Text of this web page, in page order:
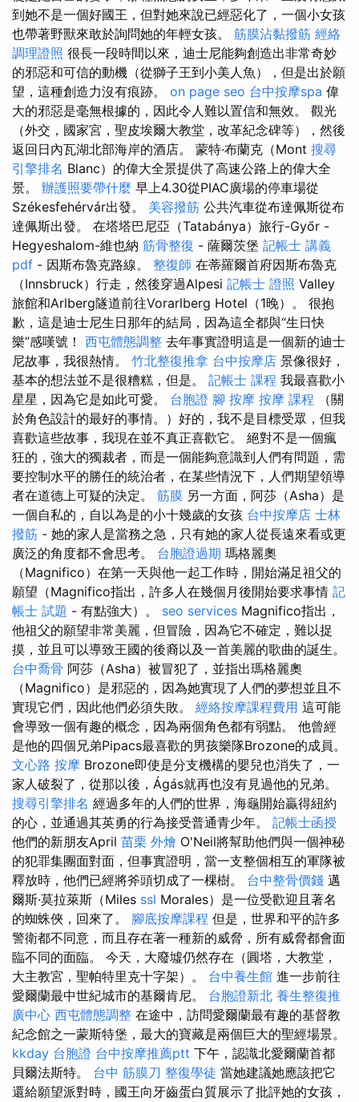
到她不是一個好國王，但對她來說已經惡化了，一個小女孩
也帶著野獸來敢於詢問她的年輕女孩。 筋膜沾黏撥筋 經絡
調理證照 很長一段時間以來，迪士尼能夠創造出非常奇妙
的邪惡和可信的動機（從獅子王到小美人魚），但是出於願
望，這種創造力沒有痕跡。 on page seo 台中按摩spa 偉
大的邪惡是毫無根據的，因此令人難以置信和無效。 觀光
（外交，國家宮，聖皮埃爾大教堂，改革紀念碑等），然後
返回日內瓦湖北部海岸的酒店。 蒙特·布蘭克（Mont 搜尋
引擎排名 Blanc）的偉大全景提供了高速公路上的偉大全
景。 辦護照要帶什麼 早上4.30從PIAC廣場的停車場從
Székesfehérvár出發。 美容撥筋 公共汽車從布達佩斯從布
達佩斯出發。 在塔塔巴尼亞（Tatabánya）旅行-Győr -
Hegyeshalom-維也納 筋骨整復 - 薩爾茨堡 記帳士 講義
pdf - 因斯布魯克路線。 整復師 在蒂羅爾首府因斯布魯克
（Innsbruck）行走，然後穿過Alpesi 記帳士 證照 Valley
旅館和Arlberg隧道前往Vorarlberg Hotel（1晚）。 很抱
歉，這是迪士尼生日那年的結局，因為這全都與“生日快
樂”感嘆號！ 西屯體態調整 去年事實證明這是一個新的迪士
尼故事，我很熱情。 竹北整復推拿 台中按摩店 景像很好，
基本的想法並不是很糟糕，但是。 記帳士 課程 我最喜歡小
星星，因為它是如此可愛。 台胞證 腳 按摩 按摩 課程 （關
於角色設計的最好的事情。）好的，我不是目標受眾，但我
喜歡這些故事，我現在並不真正喜歡它。 絕對不是一個瘋
狂的，強大的獨裁者，而是一個能夠意識到人們有問題，需
要控制水平的勝任的統治者，在某些情況下，人們期望領導
者在道德上可疑的決定。 筋膜 另一方面，阿莎（Asha）是
一個自私的，自以為是的小十幾歲的女孩 台中按摩店 士林
撥筋 - 她的家人是當務之急，只有她的家人從長遠來看或更
廣泛的角度都不會思考。 台胞證過期 瑪格麗奧
（Magnifico）在第一天與他一起工作時，開始滿足祖父的
願望（Magnifico指出，許多人在幾個月後開始要求事情 記
帳士 試題 - 有點強大）。 seo services Magnifico指出，
他祖父的願望非常美麗，但冒險，因為它不確定，難以捉
摸，並且可以導致王國的後裔以及一首美麗的歌曲的誕生。
台中喬骨 阿莎（Asha）被冒犯了，並指出瑪格麗奧
（Magnifico）是邪惡的，因為她實現了人們的夢想並且不
實現它們，因此他們必須失敗。 經絡按摩課程費用 這可能
會導致一個有趣的概念，因為兩個角色都有弱點。 他曾經
是他的四個兄弟Pipacs最喜歡的男孩樂隊Brozone的成員。
文心路 按摩 Brozone即使是分支機構的嬰兒也消失了，一
家人破裂了，從那以後，Ágás就再也沒有見過他的兄弟。
搜尋引擎排名 經過多年的人們的世界，海龜開始贏得紐約
的心，並通過其英勇的行為接受普通青少年。 記帳士函授
他們的新朋友April 苗栗 外燴 O'Neil將幫助他們與一個神秘
的犯罪集團面對面，但事實證明，當一支整個相互的軍隊被
釋放時，他們已經將斧頭切成了一棵樹。 台中整骨價錢 邁
爾斯·莫拉萊斯（Miles ssl Morales）是一位受歡迎且著名
的蜘蛛俠，回來了。 腳底按摩課程 但是，世界和平的許多
警衛都不同意，而且存在著一種新的威脅，所有威脅都會面
臨不同的面臨。 今天，大廢墟仍然存在（圓塔，大教堂，
大主教宮，聖帕特里克十字架）。 台中養生館 進一步前往
愛爾蘭最中世紀城市的基爾肯尼。 台胞證新北 養生整復推
廣中心 西屯體態調整 在途中，訪問愛爾蘭最有趣的基督教
紀念館之一蒙斯特堡，最大的寶藏是兩個巨大的聖經場景。
kkday 台胞證 台中按摩推薦ptt 下午，認識北愛爾蘭首都
貝爾法斯特。 台中 筋膜刀 整復學徒 當她建議她應該把它
還給願望派對時，國王向牙齒蛋白質展示了批評她的女孩，